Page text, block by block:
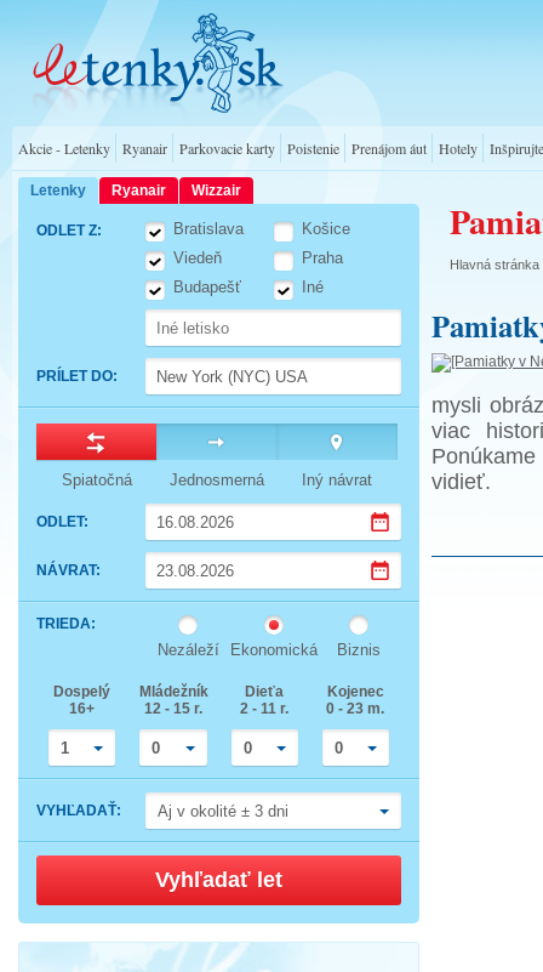
Akcie - Letenky Ryanair Parkovacie karty Poistenie Prenájom áut Hotely
Letenky Ryanair Wizzair
ODLET Z:
Bratislava
Viedeň
Budapešť
Košice
Praha
Iné
PRÍLET DO:
Spiatočná Jednosmerná Iný návrat
ODLET:
NÁVRAT:
the
down
the
calendar
and
select
a
date.
Press
the
question
to
shortcuts
down
arrow
to
interact
with
the
and
select
date.
Press
question
mark
get
TRIEDA:
Nezáleží Ekonomická Biznis
Dospelý
16+
1
Mládežník
12 - 15 r.
0
Dieťa
2 - 11 r.
0
Kojenec
0 - 23 m.
0
VYHĽADAŤ: Aj v okolité ± 3 dni
Vyhľadať let
Hlavná stránka
mysli
viac
vidieť.